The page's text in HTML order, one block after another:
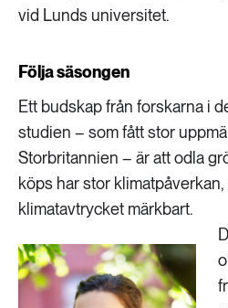
vid Lunds universitet.
Följa säsongen
Ett budskap från forskarna i
studien – som fått stor
Storbritannien – är att odla
köps har stor
klimatavtrycket märkbart.